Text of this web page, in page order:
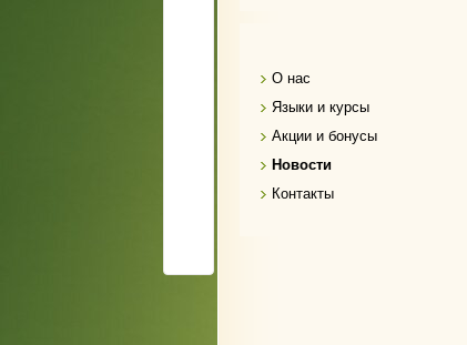
О нас
Языки и курсы
Акции и бонусы
Новости
Контакты